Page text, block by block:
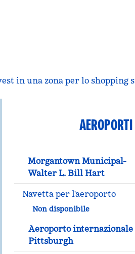
in una zona per lo
AEROPORTI
Morgantown Municipal-
Walter L. Bill Hart
Navetta per l'aeroporto
Non disponibile
Aeroporto
Pittsburgh